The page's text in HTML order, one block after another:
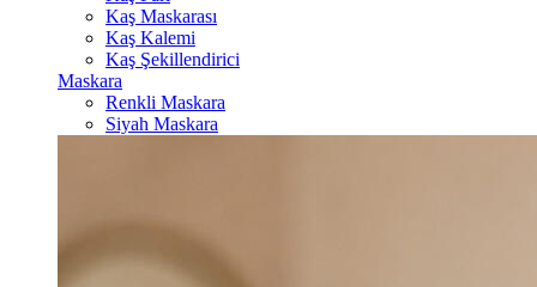
Kaş Maskarası
Kaş Kalemi
Kaş Şekillendirici
Maskara
Renkli Maskara
Siyah Maskara